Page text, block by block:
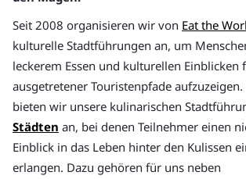
Seit 2008 organisieren wir von Eat the
kulturelle Stadtführungen an, um
leckerem Essen und kulturellen Einblicken
ausgetretener Touristenpfade
bieten wir unsere kulinarischen
Städten an, bei denen Teilnehmer einen
Einblick in das Leben hinter den Kulissen
erlangen. Dazu gehören für uns neben